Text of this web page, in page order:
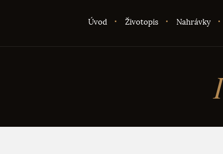
Úvod Životopis Nahrávky